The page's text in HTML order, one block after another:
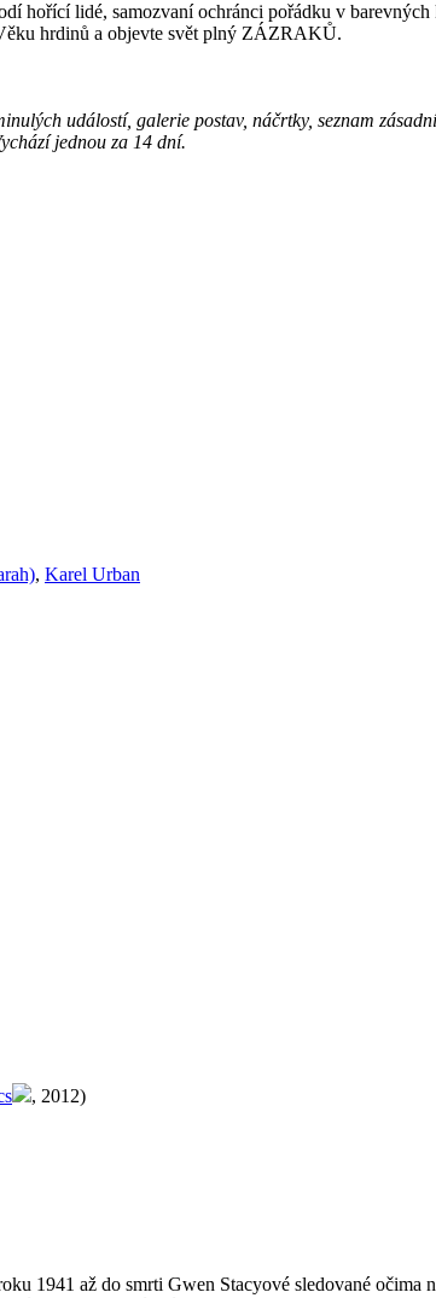
hořící lidé, samozvaní ochránci pořádku v
hrdinů a objevte svět plný ZÁZRAKŮ.
událostí, galerie postav, náčrtky, seznam
jednou za 14 dní.
, Karel Urban
, 2012)
1941 až do smrti Gwen Stacyové sledované očima